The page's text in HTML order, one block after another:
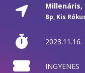
Millenáris,
Bp, Kis
INGYENES